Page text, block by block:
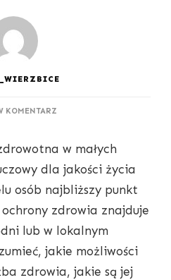
KOMENTARZ
ZDROWOTNA
MAŁYCH
GMINACH
CO
WARTO
WIEDZIEĆ?
w małych
dla jakości życia
osób najbliższy punkt
zdrowia znajduje
lub w lokalnym
jakie możliwości
zdrowia, jakie są jej